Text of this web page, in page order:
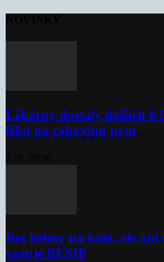
Lékárny dostaly dalších 6
léku na rakovinu prsu
Bez helmy na kolo, ale ani
varuje BESIP